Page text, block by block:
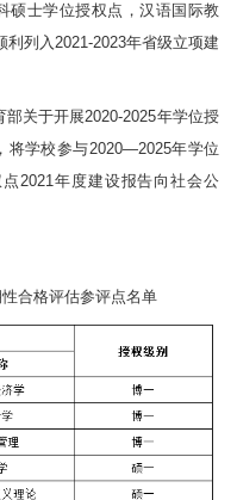
硕士学位授权点，汉语国际教
列入2021-2023年省级立项建
关于开展2020-2025年学位授
将学校参与2020—2025年学位
2021年度建设报告向社会公
合格评估参评点名单